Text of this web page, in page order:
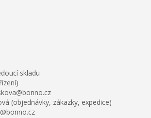
skladu
(objednávky, zákazky, expedice)